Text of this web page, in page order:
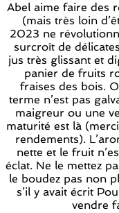
Abel aime faire des
(mais très loin
2023 ne
surcroît de
jus très glissant et
panier de fruits
fraises des bois.
terme n’est pas
maigreur ou une
maturité est là
rendements).
nette et le fruit
éclat. Ne le mettez
le boudez pas non
s’il y avait écrit
vendre